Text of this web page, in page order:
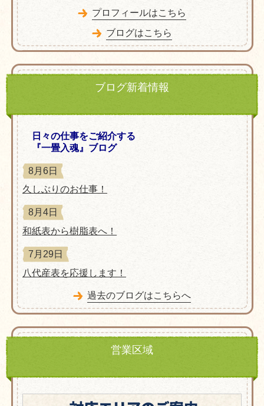
プロフィールはこちら
ブログはこちら
ブログ新着情報
日々の仕事をご紹介する
『一畳入魂』ブログ
8月6日
久しぶりのお仕事！
8月4日
和紙表から樹脂表へ！
7月29日
八代産表を応援します！
過去のブログはこちらへ
営業区域